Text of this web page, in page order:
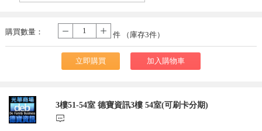
購買數量：
- 件 （庫存3件）
立即購買 加入購物車
3樓51-54室 德寶資訊3樓 54室(可刷卡分期)
󰃨